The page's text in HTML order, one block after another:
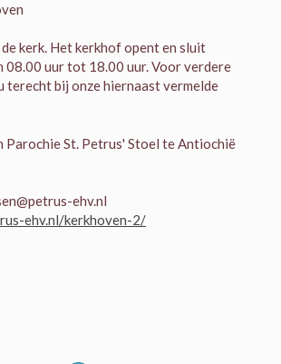
kerk. Het kerkhof opent en sluit
08.00 uur tot 18.00 uur. Voor verdere
terecht bij onze hiernaast vermelde
Parochie St. Petrus' Stoel te Antiochië
ehv.nl
ehv.nl/kerkhoven-2/